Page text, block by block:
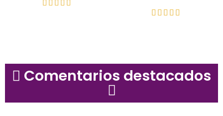
Comentarios destacados